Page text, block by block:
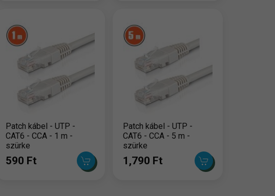
Patch kábel - UTP -
CAT6 - CCA - 1 m -
szürke
590 Ft
Patch kábel - UTP -
CAT6 - CCA - 5 m -
szürke
1,790 Ft